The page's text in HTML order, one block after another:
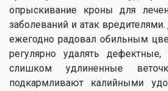
опрыскивание кроны для
заболеваний и атак
ежегодно радовал обильным
регулярно удалять
слишком удлиненные
подкармливают калийными